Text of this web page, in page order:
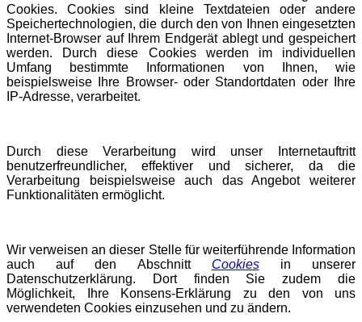
Cookies. Cookies sind kleine Textdateien oder andere
Speichertechnologien, die durch den von Ihnen eingesetzten
Internet-Browser auf Ihrem Endgerät ablegt und gespeichert
werden. Durch diese Cookies werden im individuellen
Umfang bestimmte Informationen von Ihnen, wie
beispielsweise Ihre Browser- oder Standortdaten oder Ihre
IP-Adresse, verarbeitet.
Durch diese Verarbeitung wird unser Internetauftritt
benutzerfreundlicher, effektiver und sicherer, da die
Verarbeitung beispielsweise auch das Angebot weiterer
Funktionalitäten ermöglicht.
Wir verweisen an dieser Stelle für weiterführende Information
auch auf den Abschnitt Cookiesin unserer
Datenschutzerklärung. Dort finden Sie zudem die
Möglichkeit, Ihre Konsens-Erklärung zu den von uns
verwendeten Cookies einzusehen und zu ändern.